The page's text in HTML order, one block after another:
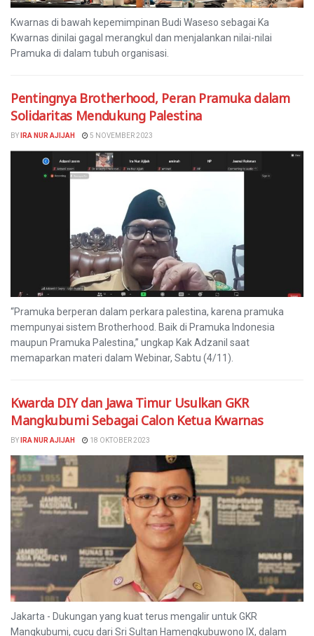
Kwarnas di bawah kepemimpinan Budi Waseso sebagai Ka
Kwarnas dinilai gagal merangkul dan menjalankan nilai-nilai
Pramuka di dalam tubuh organisasi.
Pentingnya Brotherhood, Peran Pramuka dalam
Solidaritas Mendukung Palestina
BY IRA NUR AJIJAH 5 NOVEMBER 2023
“Pramuka berperan dalam perkara palestina, karena pramuka
mempunyai sistem Brotherhood. Baik di Pramuka Indonesia
maupun Pramuka Palestina,” ungkap Kak Adzanil saat
memaparkan materi dalam Webinar, Sabtu (4/11).
Kwarda DIY dan Jawa Timur Usulkan GKR
Mangkubumi Sebagai Calon Ketua Kwarnas
BY IRA NUR AJIJAH 18 OKTOBER 2023
Jakarta - Dukungan yang kuat terus mengalir untuk GKR
Mangkubumi, cucu dari Sri Sultan Hamengkubuwono IX, dalam